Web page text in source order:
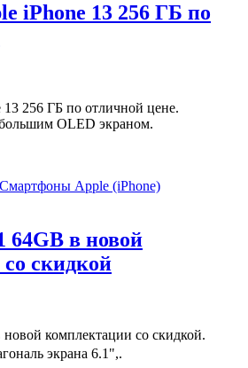
iPhone 13 256 ГБ по
256 ГБ по отличной цене.
OLED экраном.
Смартфоны Apple (iPhone)
64GB в новой
скидкой
комплектации со скидкой.
экрана 6.1",.